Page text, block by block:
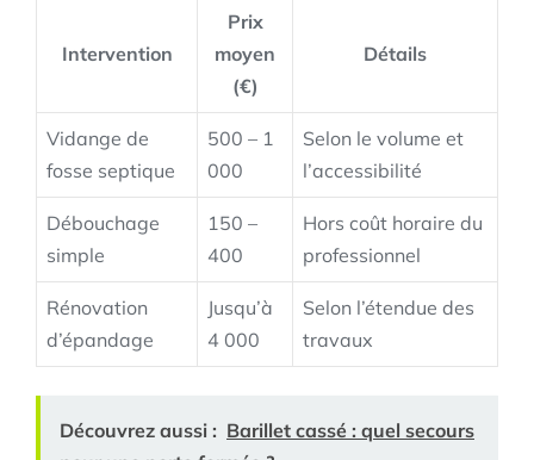
Intervention
Prix
moyen
(€)
Détails
Vidange de
fosse septique
500 – 1
000
Selon le volume et
l’accessibilité
Débouchage
simple
150 –
400
Hors coût horaire du
professionnel
Rénovation
d’épandage
Jusqu’à
4 000
Selon l’étendue des
travaux
Découvrez aussi : Barillet cassé : quel secours